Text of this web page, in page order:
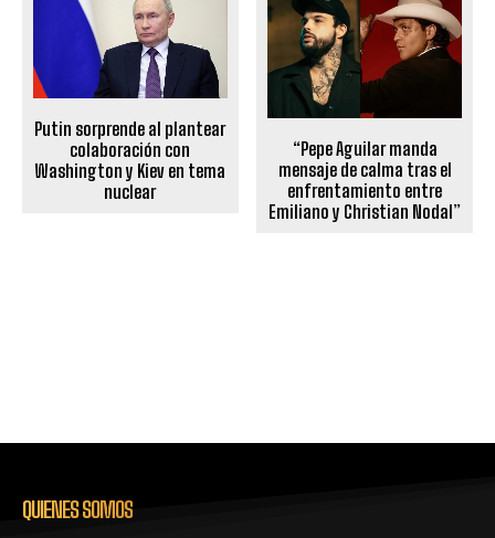
Putin sorprende al plantear
colaboración con
Washington y Kiev en tema
nuclear
“Pepe Aguilar manda
mensaje de calma tras el
enfrentamiento entre
Emiliano y Christian Nodal”
QUIENES SOMOS